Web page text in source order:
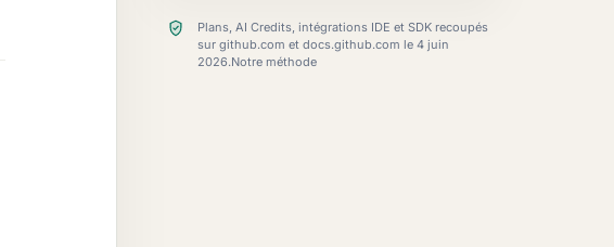
Plans, AI Credits, intégrations IDE et SDK recoupés
sur github.com et docs.github.com le 4 juin
2026.Notre méthode